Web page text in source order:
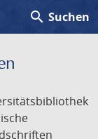
search Suchen